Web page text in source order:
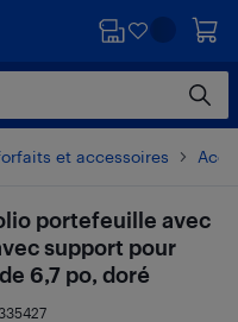
et accessoires
portefeuille avec
support pour
6,7 po, doré